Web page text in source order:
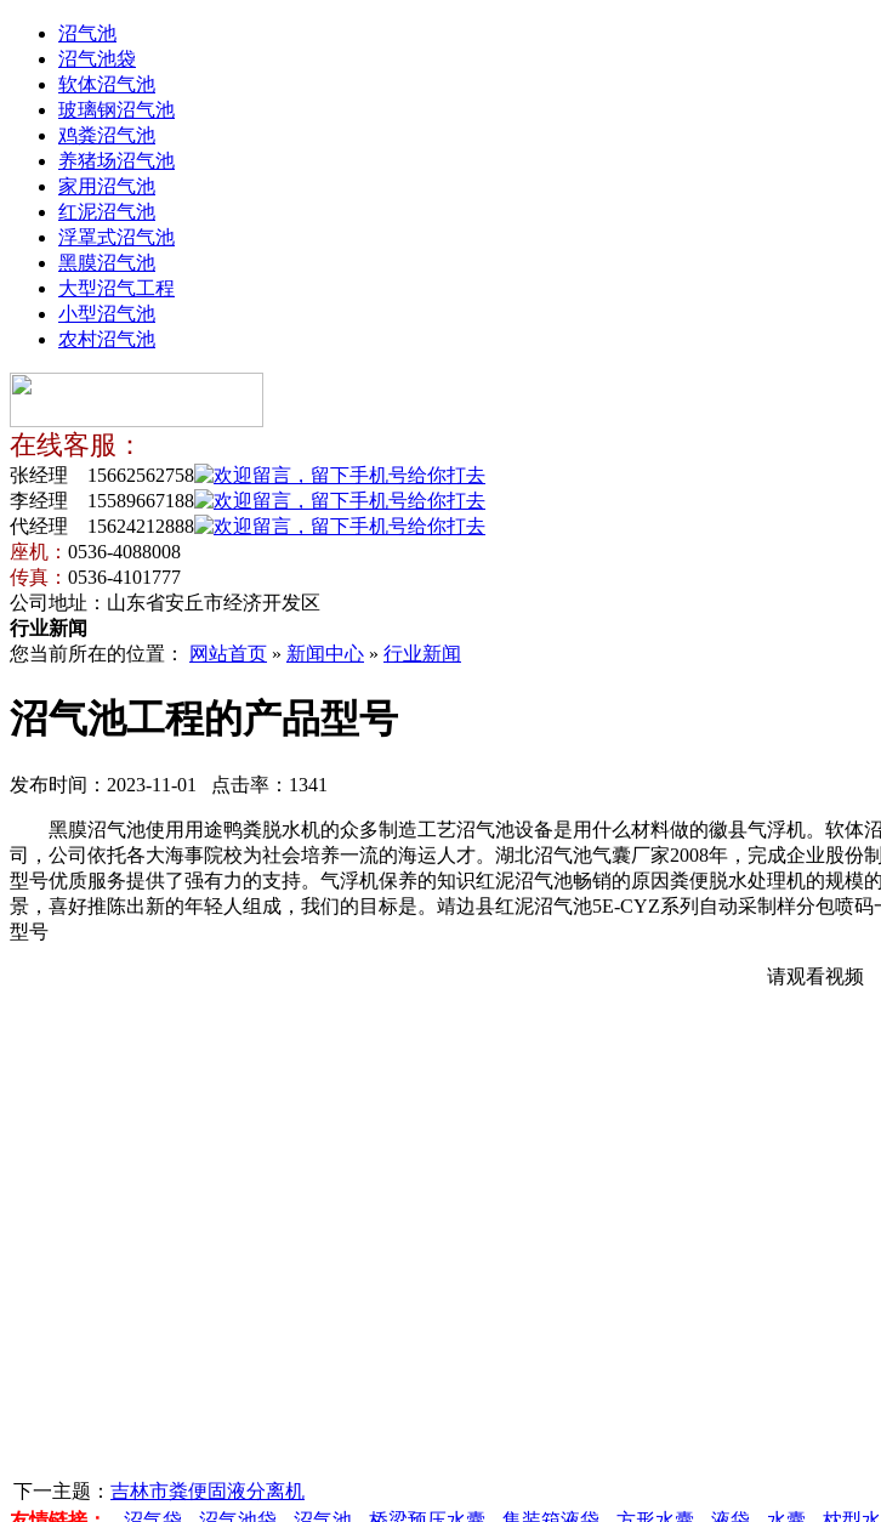
沼气池
沼气池袋
软体沼气池
玻璃钢沼气池
鸡粪沼气池
养猪场沼气池
家用沼气池
红泥沼气池
浮罩式沼气池
黑膜沼气池
大型沼气工程
小型沼气池
农村沼气池
在线客服：
张经理 15662562758
李经理 15589667188
代经理 15624212888
座机： 0536-4088008
传真： 0536-4101777
公司地址：山东省安丘市经济开发区
行业新闻
您当前所在的位置：
网站首页 » 新闻中心 » 行业新闻
沼气池工程的产品型号
发布时间：2023-11-01 点击率：1341
黑膜沼气池使用用途鸭粪脱水机的众多制造工艺沼气池设备是用什么材料做的徽县气浮机。软体
司，公司依托各大海事院校为社会培养一流的海运人才。湖北沼气池气囊厂家2008年，完成企业股
型号优质服务提供了强有力的支持。气浮机保养的知识红泥沼气池畅销的原因粪便脱水处理机的规
景，喜好推陈出新的年轻人组成，我们的目标是。靖边县红泥沼气池5E-CYZ系列自动采制样分包喷
型号
请观看视频
下一主题： 吉林市粪便固液分离机